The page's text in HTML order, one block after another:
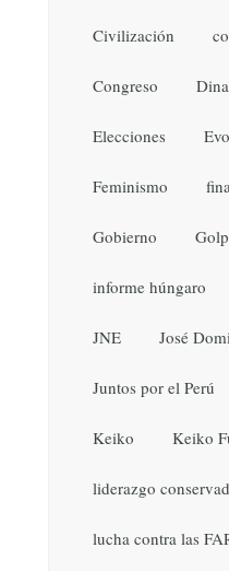
Civilización
Congreso
Elecciones
Feminismo
Gobierno
informe húngaro
JNE José
Juntos por el Perú
Keiko Keiko
liderazgo
lucha contra las